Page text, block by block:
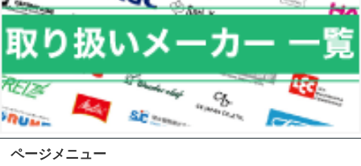
ページメニュー